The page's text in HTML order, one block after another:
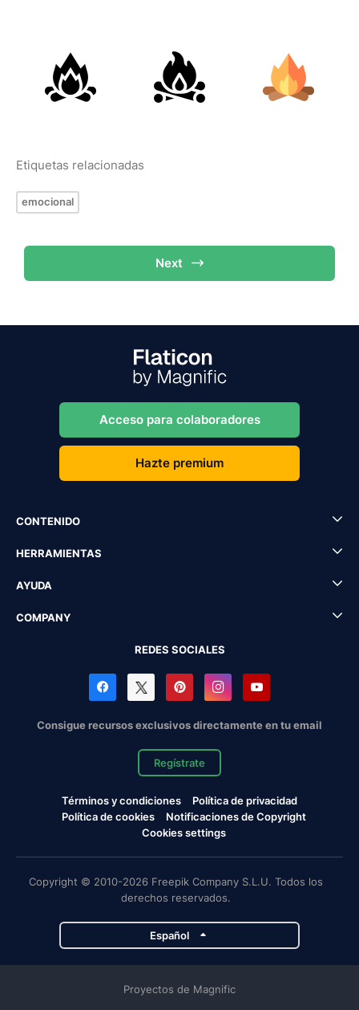
Etiquetas relacionadas
emocional
Next
Acceso para colaboradores
Hazte premium
CONTENIDO
HERRAMIENTAS
AYUDA
COMPANY
REDES SOCIALES
Consigue recursos exclusivos directamente en tu email
Regístrate
Términos y condiciones
Política de privacidad
Política de cookies
Notificaciones de Copyright
Cookies settings
Copyright © 2010-2026 Freepik Company S.L.U. Todos los
derechos reservados.
Español
Proyectos de Magnific